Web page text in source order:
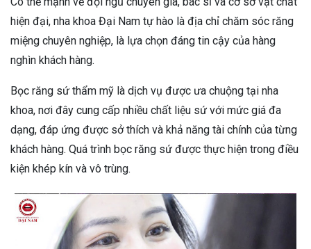
hiện đại, nha khoa Đại Nam tự hào là địa chỉ chăm sóc răng
miệng chuyên nghiệp, là lựa chọn đáng tin cậy của hàng
nghìn khách hàng.
Bọc răng sứ thẩm mỹ là dịch vụ được ưa chuộng tại nha
khoa, nơi đây cung cấp nhiều chất liệu sứ với mức giá đa
dạng, đáp ứng được sở thích và khả năng tài chính của từng
khách hàng. Quá trình bọc răng sứ được thực hiện trong điều
kiện khép kín và vô trùng.